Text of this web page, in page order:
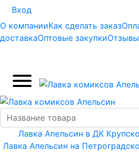
Вход
О компанииКак сделать заказ
доставкаОптовые закупкиОтзывы
Лавка Апельсин в ДК
Лавка Апельсин на